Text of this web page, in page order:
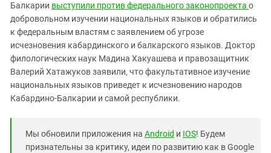
Балкарии выступили против федерального законопроекта о
добровольном изучении национальных языков и обратились
к федеральным властям с заявлением об угрозе
исчезновения кабардинского и балкарского языков. Доктор
филологических наук Мадина Хакуашева и правозащитник
Валерий Хатажуков заявили, что факультативное изучение
национальных языков приведет к исчезновению народов
Кабардино-Балкарии и самой республики.
Мы обновили приложения на Android и IOS! Будем
признательны за критику, идеи по развитию как в Google